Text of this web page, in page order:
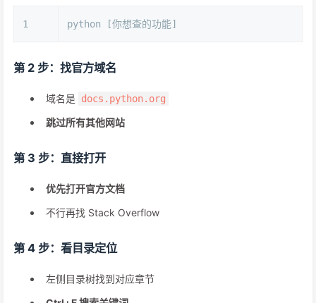
1 python [你想查的功能]
第 2 步：找官方域名
域名是 docs.python.org
跳过所有其他网站
第 3 步：直接打开
优先打开官方文档
不行再找 Stack Overflow
第 4 步：看目录定位
左侧目录树找到对应章节